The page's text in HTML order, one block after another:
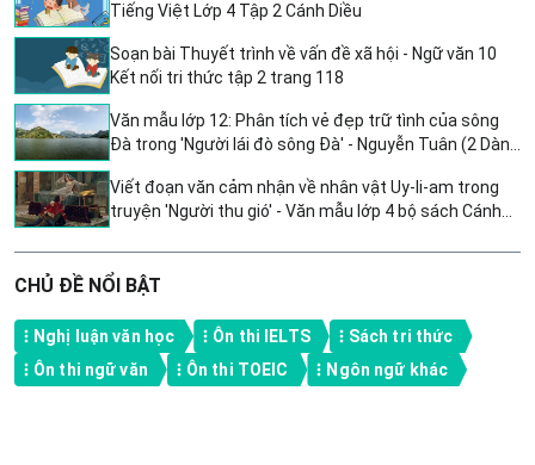
Tiếng Việt Lớp 4 Tập 2 Cánh Diều
Soạn bài Thuyết trình về vấn đề xã hội - Ngữ văn 10
Kết nối tri thức tập 2 trang 118
Văn mẫu lớp 12: Phân tích vẻ đẹp trữ tình của sông
Đà trong 'Người lái đò sông Đà' - Nguyễn Tuân (2 Dàn
Viết đoạn văn cảm nhận về nhân vật Uy-li-am trong
truyện 'Người thu gió' - Văn mẫu lớp 4 bộ sách Cánh
CHỦ ĐỀ NỔI BẬT
Nghị luận văn học Ôn thi IELTS
Sách tri thức
Ôn thi ngữ văn
Ôn thi TOEIC Ngôn ngữ khác